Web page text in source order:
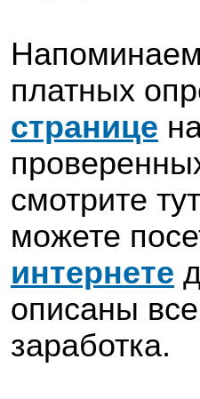
платных
странице
смотрите
можете
интернете
описаны
заработка.